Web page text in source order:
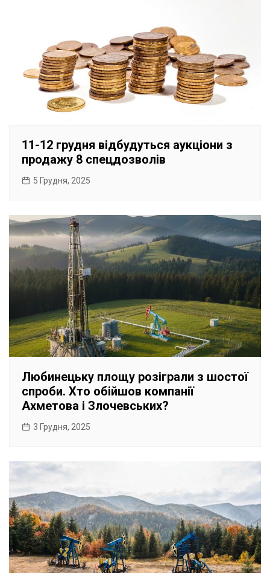
11-12 грудня відбудуться аукціони з
продажу 8 спецдозволів
5 Грудня, 2025
Любинецьку площу розіграли з шостої
спроби. Хто обійшов компанії
Ахметова і Злочевських?
3 Грудня, 2025